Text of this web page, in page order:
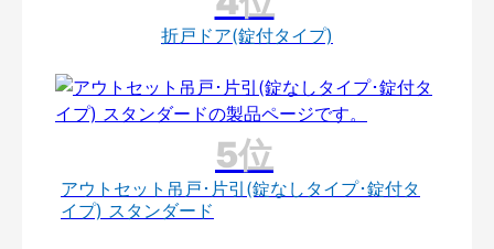
折戸ドア(錠付タイプ)
アウトセット吊戸･片引(錠なしタイプ･錠付タ
イプ) スタンダード